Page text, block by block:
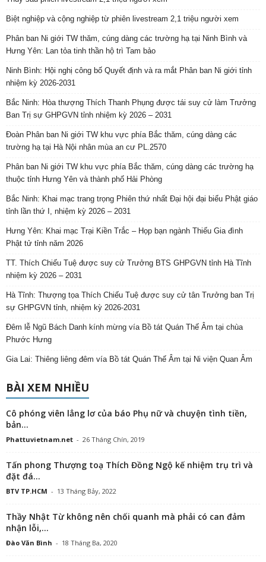
Biệt nghiệp và cộng nghiệp từ phiên livestream 2,1 triệu người xem
Phân ban Ni giới TW thăm, cúng dàng các trường hạ tại Ninh Bình và
Hưng Yên: Lan tỏa tinh thần hộ trì Tam bảo
Ninh Bình: Hội nghị công bố Quyết định và ra mắt Phân ban Ni giới tỉnh
nhiệm kỳ 2026-2031
Bắc Ninh: Hòa thượng Thích Thanh Phụng được tái suy cử làm Trưởng
Ban Trị sự GHPGVN tỉnh nhiệm kỳ 2026 – 2031
Đoàn Phân ban Ni giới TW khu vực phía Bắc thăm, cúng dàng các
trường hạ tại Hà Nội nhân mùa an cư PL.2570
Phân ban Ni giới TW khu vực phía Bắc thăm, cúng dàng các trường hạ
thuộc tỉnh Hưng Yên và thành phố Hải Phòng
Bắc Ninh: Khai mạc trang trọng Phiên thứ nhất Đại hội đại biểu Phật giáo
tỉnh lần thứ I, nhiệm kỳ 2026 – 2031
Hưng Yên: Khai mạc Trại Kiền Trắc – Họp bạn ngành Thiếu Gia đình
Phật tử tỉnh năm 2026
TT. Thích Chiếu Tuệ được suy cử Trưởng BTS GHPGVN tỉnh Hà Tĩnh
nhiệm kỳ 2026 – 2031
Hà Tĩnh: Thượng tọa Thích Chiếu Tuệ được suy cử tân Trưởng ban Trị
sự GHPGVN tỉnh, nhiệm kỳ 2026-2031
Đêm lễ Ngũ Bách Danh kính mừng vía Bồ tát Quán Thế Âm tại chùa
Phước Hưng
Gia Lai: Thiêng liêng đêm vía Bồ tát Quán Thế Âm tại Ni viện Quan Âm
BÀI XEM NHIỀU
Cô phóng viên lẳng lơ của báo Phụ nữ và chuyện tình tiền,
bản...
Phattuvietnam.net - 26 Tháng Chín, 2019
Tấn phong Thượng toạ Thích Đồng Ngộ kế nhiệm trụ trì và
đặt đá...
BTV TP.HCM - 13 Tháng Bảy, 2022
Thầy Nhật Từ không nên chối quanh mà phải có can đảm
nhận lỗi,...
Đào Văn Bình - 18 Tháng Ba, 2020